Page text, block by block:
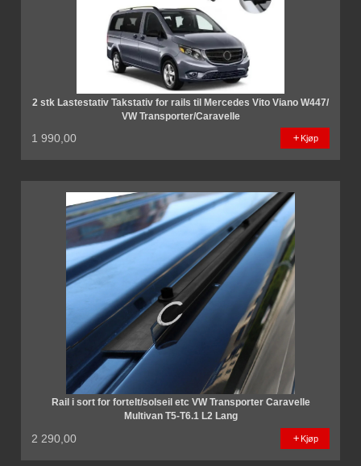
2 stk Lastestativ Takstativ for rails til Mercedes Vito Viano W447/
VW Transporter/Caravelle
1 990,00 Kjøp
Rail i sort for fortelt/solseil etc VW Transporter Caravelle
Multivan T5-T6.1 L2 Lang
2 290,00 Kjøp